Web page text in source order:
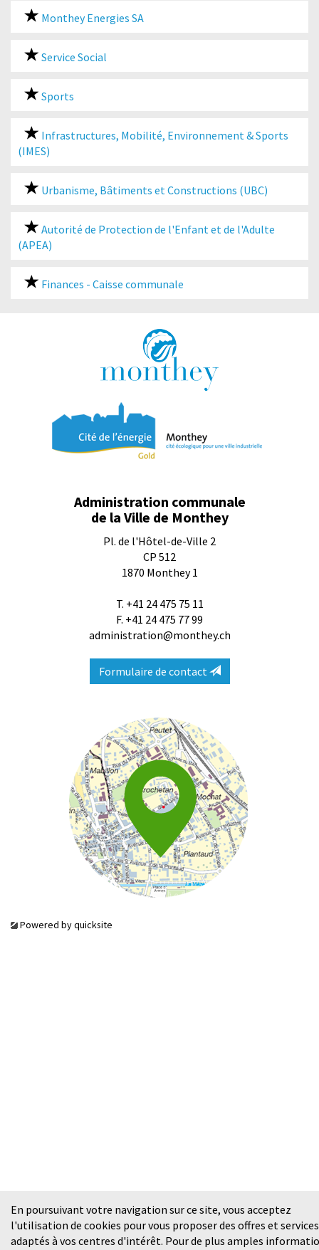
Monthey Energies SA
Service Social
Sports
Infrastructures, Mobilité, Environnement & Sports
(IMES)
Urbanisme, Bâtiments et Constructions (UBC)
Autorité de Protection de l'Enfant et de l'Adulte
(APEA)
Finances - Caisse communale
Administration communale
de la Ville de Monthey
Pl. de l'Hôtel-de-Ville 2
CP 512
1870 Monthey 1
T. +41 24 475 75 11
F. +41 24 475 77 99
administration@monthey.ch
Formulaire de contact
Powered byquicksite
En poursuivant votre navigation sur ce site, vous acceptez
l'utilisation de cookies pour vous proposer des offres et services
adaptés à vos centres d'intérêt. Pour de plus amples